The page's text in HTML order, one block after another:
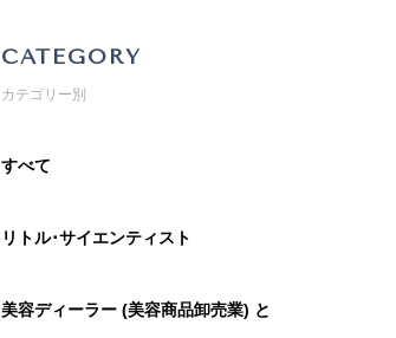
CATEGORY
カテゴリー別
すべて
リトル･サイエンティスト
美容ディーラー (美容商品卸売業) と